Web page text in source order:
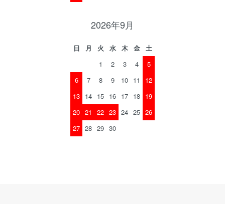
2026年9月
日 月 火 水 木 金
土
1
2 3 4
5
6
7 8 9 10 11
12
13 14 15 16 17 18 19
20 21 22 23 24 25 26
27 28 29 30